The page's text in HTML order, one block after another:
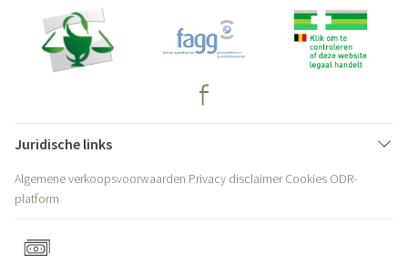
Juridische links
Algemene verkoopsvoorwaarden Privacy disclaimer Cookies ODR-
platform